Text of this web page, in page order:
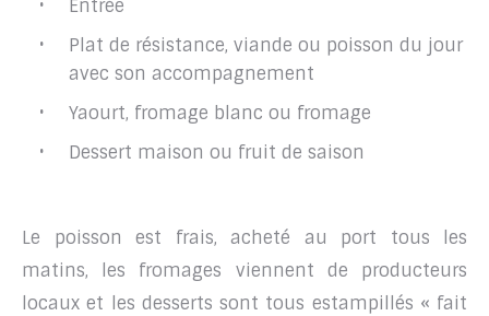
Entrée
Plat de résistance, viande ou poisson du jour
avec son accompagnement
Yaourt, fromage blanc ou fromage
Dessert maison ou fruit de saison
Le poisson est frais, acheté au port tous les
matins, les fromages viennent de producteurs
locaux et les desserts sont tous estampillés « fait